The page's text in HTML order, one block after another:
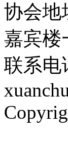
协会地
嘉宾楼
联系电